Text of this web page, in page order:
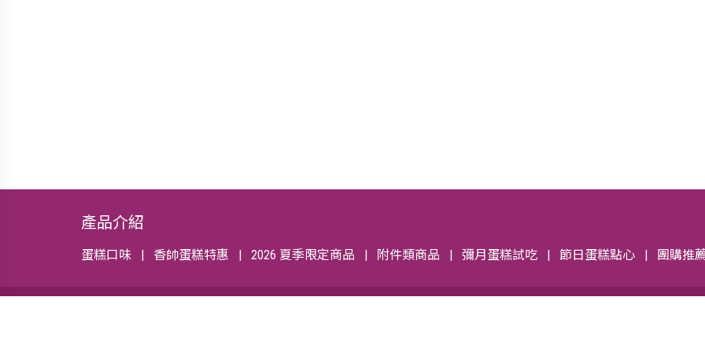
產品介紹
蛋糕口味 香帥蛋糕特惠 2026 夏季限定商品 附件類商品 彌月蛋糕試吃 節日蛋糕點心 團購推